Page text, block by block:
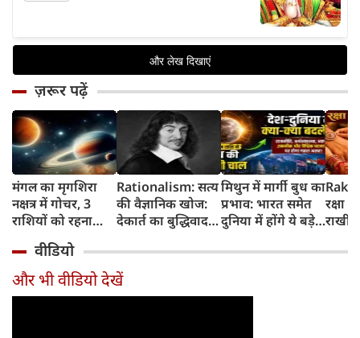
ज़रूर पढ़ें
मंगल का मृगशिरा
नक्षत्र में गोचर, 3
राशियों को रहना
सावधान
Rationalism: सत्य
की वैज्ञानिक खोज:
देकार्त का बुद्धिवाद
का जन्म
मिथुन में मार्गी बुध का
प्रभाव: भारत समेत
दुनिया में होंगे ये बड़े
रक्षा
राखी
वीडियो
और भी वीडियो देखें